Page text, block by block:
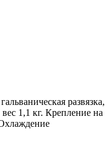
развязка,
1,1 кг. Крепление на